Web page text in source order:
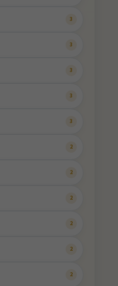
3
3
3
3
3
2
2
2
2
2
2